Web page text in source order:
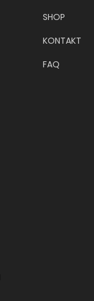
SHOP
KONTAKT
FAQ